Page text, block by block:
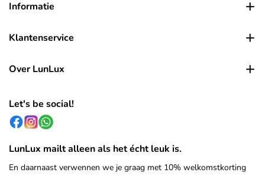
Informatie
Klantenservice
Over LunLux
Let's be social!
LunLux mailt alleen als het écht leuk is.
En daarnaast verwennen we je graag met 10% welkomstkorting